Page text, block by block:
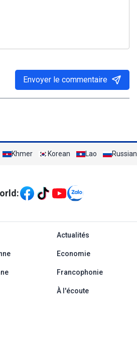
Envoyer le commentaire
Khmer Korean Lao Russian
hội
tiếng Pháp
Actualités
Economie
Francophonie
À l'écoute